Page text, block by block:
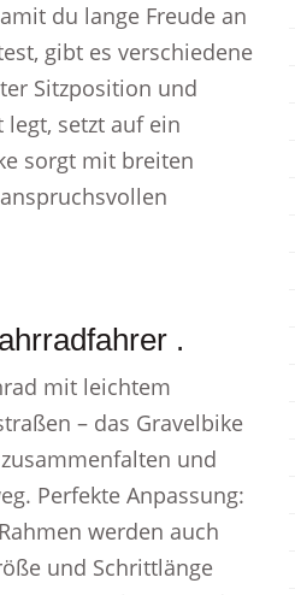
du lange Freude an
gibt es verschiedene
Sitzposition und
setzt auf ein
sorgt mit breiten
.
mit leichtem
– das Gravelbike
und
Perfekte Anpassung:
werden auch
und Schrittlänge